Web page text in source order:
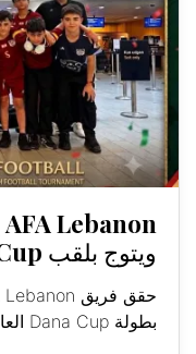
ويتوج بلقب Dana Cup العالمية
بطولة Dana Cup العالمية في الدنمارك لفئة...